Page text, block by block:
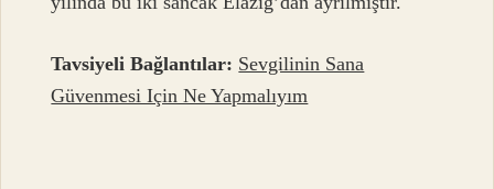
Tavsiyeli Bağlantılar: Sevgilinin Sana
Güvenmesi Için Ne Yapmalıyım